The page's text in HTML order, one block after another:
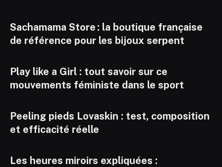
Sachamama Store : la boutique française
de référence pour les bijoux serpent
Play like a Girl : tout savoir sur ce
mouvements féministe dans le sport
Peeling pieds Lovaskin : test, composition
et efficacité réelle
Les heures miroirs expliquées :